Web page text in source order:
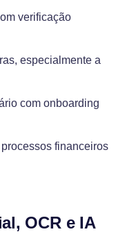
verificação
especialmente a
com onboarding
financeiros
OCR e IA